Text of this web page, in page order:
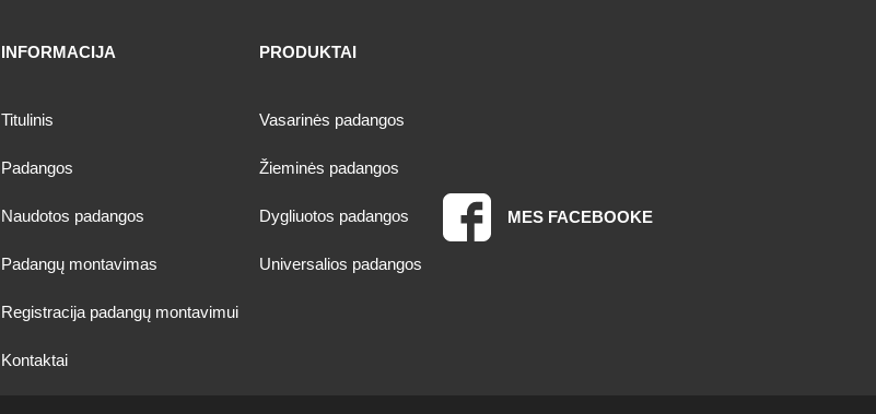
INFORMACIJA
Titulinis
Padangos
Naudotos padangos
Padangų montavimas
Registracija padangų montavimui
Kontaktai
PRODUKTAI
Vasarinės padangos
Žieminės padangos
Dygliuotos padangos
Universalios padangos
MES FACEBOOKE